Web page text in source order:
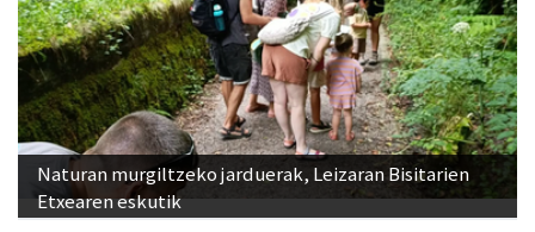
Naturan murgiltzeko jarduerak, Leizaran Bisitarien
Etxearen eskutik